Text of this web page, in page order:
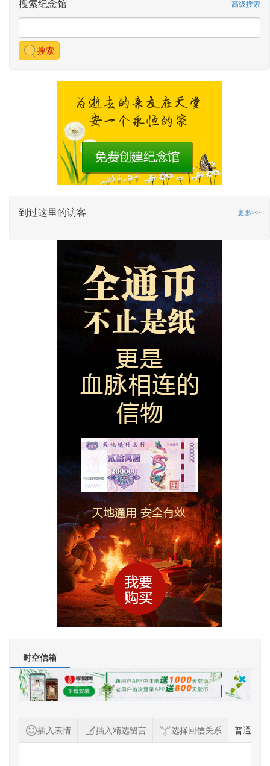
搜索纪念馆 高级搜索
搜索
到过这里的访客 更多>>
时空信箱
插入表情 插入精选留言 选择回信关系 普通
纪念者留言